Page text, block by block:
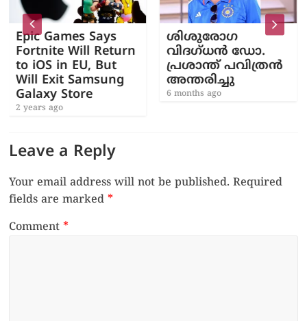
Epic Games Says
Fortnite Will Return
to iOS in EU, But
Will Exit Samsung
Galaxy Store
2 years ago
ശിശുരോഗ
വിദഗ്ധൻ ഡോ.
പ്രശാന്ത് പവിത്രൻ
അന്തരിച്ചു
6 months ago
Leave a Reply
Your email address will not be published. Required
fields are marked*
Comment*